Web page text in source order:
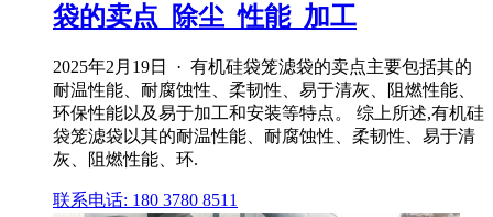
袋的卖点_除尘_性能_加工
2025年2月19日 · ‌有机硅袋笼滤袋的卖点主要包括其的
耐温性能、耐腐蚀性、柔韧性、易于清灰、阻燃性能、
环保性能以及易于加工和安装等特点‌。 综上所述,有机硅
袋笼滤袋以其的耐温性能、耐腐蚀性、柔韧性、易于清
灰、阻燃性能、环.
联系电话: 180 3780 8511